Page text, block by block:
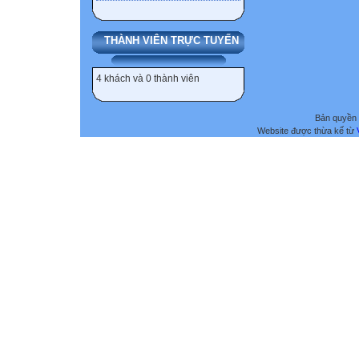
THÀNH VIÊN TRỰC TUYẾN
4 khách và 0 thành viên
Bản
Website được thừa kế từ